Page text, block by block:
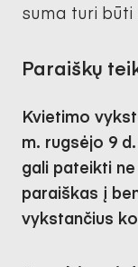
suma turi būti
Paraiškų
Kvietimo
m. rugsėjo 9
gali pateikti
paraiškas į
vykstančius